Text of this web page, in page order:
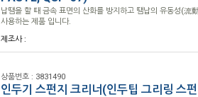
납땜을 할 때 금속 표면의 산화를 방지하고 땜납의 유동성(流
사용하는 제품 입니다.
제조사 :
상품번호 : 3831490
인두기 스펀지 크리너(인두팁 그리링 스